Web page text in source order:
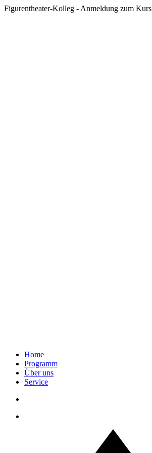
Figurentheater-Kolleg - Anmeldung zum Kurs
Home
Programm
Über uns
Service